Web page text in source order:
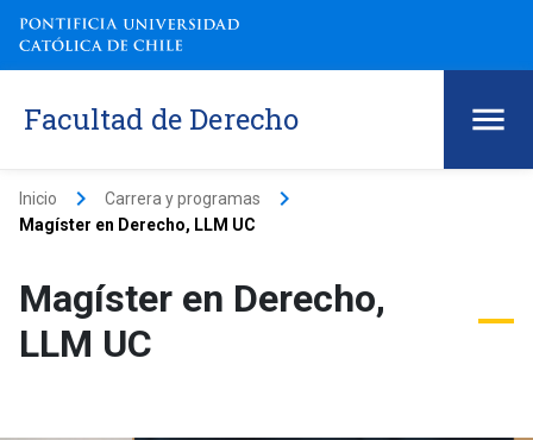
Facultad de Derecho
Inicio keyboard_arrow_right Carrera y programas keyboard_arrow_right
Magíster en Derecho, LLM UC
Magíster en Derecho,
LLM UC